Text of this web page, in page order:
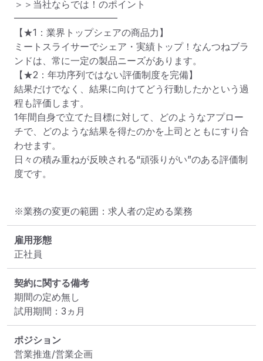
＞＞当社ならでは！のポイント
━━━━━━━━━━━
【★1：業界トップシェアの商品力】
ミートスライサーでシェア・実績トップ！なんつねブラ
ンドは、常に一定の製品ニーズがあります。
【★2：年功序列ではない評価制度を完備】
結果だけでなく、結果に向けてどう行動したかという過
程も評価します。
1年間自身で立てた目標に対して、どのようなアプロー
チで、どのような結果を得たのかを上司とともにすり合
わせます。
日々の積み重ねが反映される“頑張りがい”のある評価制
度です。
※業務の変更の範囲：求人者の定める業務
雇用形態
正社員
契約に関する備考
期間の定め無し
試用期間：3ヵ月
ポジション
営業推進/営業企画